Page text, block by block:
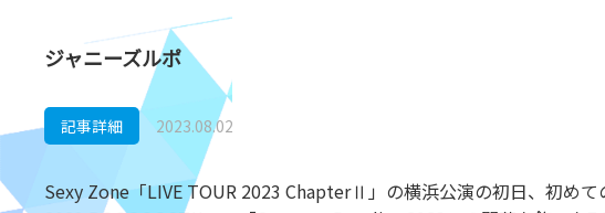
ジャニーズルポ
記事詳細 2023.08.02
Sexy Zone「LIVE TOUR 2023 ChapterⅡ」の横浜公演の初日、初め